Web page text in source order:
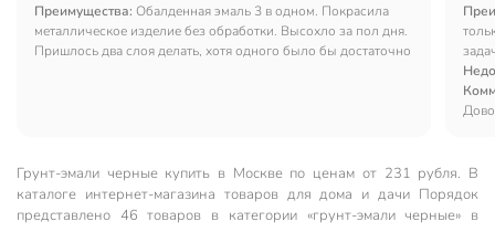
Преимущества: Обалденная эмаль 3 в одном. Покрасила
металлическое изделие без обработки. Высохло за пол дня.
Пришлось два слоя делать, хотя одного было бы достаточно
Грунт-эмали черные купить в Москве по ценам от 231 рубля. В
каталоге интернет-магазина товаров для дома и дачи Порядок
представлено 46 товаров в категории «грунт-эмали черные» в